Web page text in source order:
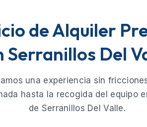
de Alquiler
Serranillos Del
una experiencia sin
hasta la recogida del equipo
de Serranillos Del Valle.